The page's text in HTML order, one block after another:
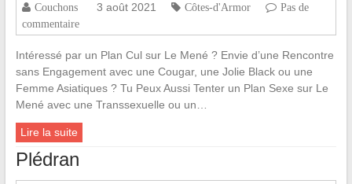
Couchons 3 août 2021 Côtes-d'Armor
Pas de
commentaire
Intéressé par un Plan Cul sur Le Mené ? Envie d’une Rencontre
sans Engagement avec une Cougar, une Jolie Black ou une
Femme Asiatiques ? Tu Peux Aussi Tenter un Plan Sexe sur Le
Mené avec une Transsexuelle ou un…
Lire la suite
Plédran